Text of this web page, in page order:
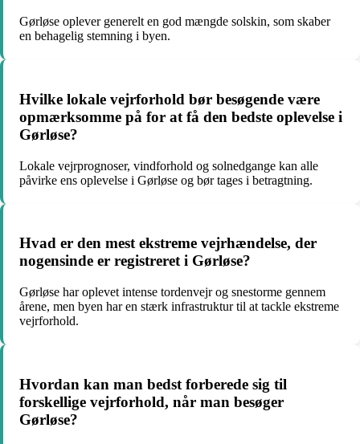
Gørløse oplever generelt en god mængde solskin, som skaber
en behagelig stemning i byen.
Hvilke lokale vejrforhold bør besøgende være
opmærksomme på for at få den bedste oplevelse i
Gørløse?
Lokale vejrprognoser, vindforhold og solnedgange kan alle
påvirke ens oplevelse i Gørløse og bør tages i betragtning.
Hvad er den mest ekstreme vejrhændelse, der
nogensinde er registreret i Gørløse?
Gørløse har oplevet intense tordenvejr og snestorme gennem
årene, men byen har en stærk infrastruktur til at tackle ekstreme
vejrforhold.
Hvordan kan man bedst forberede sig til
forskellige vejrforhold, når man besøger
Gørløse?